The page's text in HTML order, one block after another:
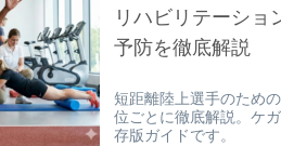
リハビリテーショ
予防を徹底解説
短距離陸上選手のため
位ごとに徹底解説。ケ
存版ガイドです。